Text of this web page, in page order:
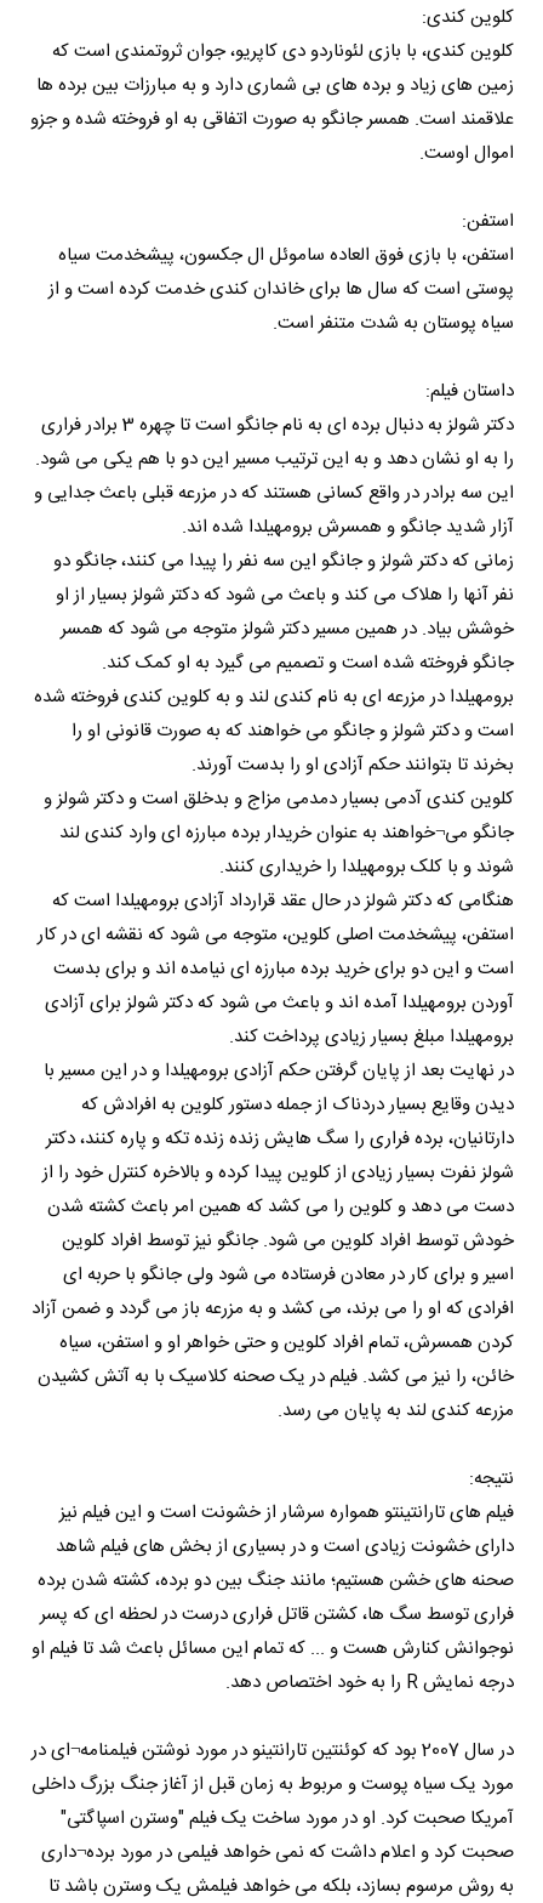
کلوین کندی:
کلوین کندی، با بازی لئوناردو دی کاپریو، جوان ثروتمندی است که
زمین های زیاد و برده های بی شماری دارد و به مبارزات بین برده ها
علاقمند است. همسر جانگو به صورت اتفاقی به او فروخته شده و جزو
اموال اوست.
استفن:
استفن، با بازی فوق العاده ساموئل ال جکسون، پیشخدمت سیاه
پوستی است که سال ها برای خاندان کندی خدمت کرده است و از
سیاه پوستان به شدت متنفر است.
داستان فیلم:
دکتر شولز به دنبال برده ای به نام جانگو است تا چهره 3 برادر فراری
را به او نشان دهد و به این ترتیب مسیر این دو با هم یکی می شود.
این سه برادر در واقع کسانی هستند که در مزرعه قبلی باعث جدایی و
آزار شدید جانگو و همسرش برومهیلدا شده اند.
زمانی که دکتر شولز و جانگو این سه نفر را پیدا می کنند، جانگو دو
نفر آنها را هلاک می کند و باعث می شود که دکتر شولز بسیار از او
خوشش بیاد. در همین مسیر دکتر شولز متوجه می شود که همسر
جانگو فروخته شده است و تصمیم می گیرد به او کمک کند.
برومهیلدا در مزرعه ای به نام کندی لند و به کلوین کندی فروخته شده
است و دکتر شولز و جانگو می خواهند که به صورت قانونی او را
بخرند تا بتوانند حکم آزادی او را بدست آورند.
کلوین کندی آدمی بسیار دمدمی مزاج و بدخلق است و دکتر شولز و
جانگو می¬خواهند به عنوان خریدار برده مبارزه ای وارد کندی لند
شوند و با کلک برومهیلدا را خریداری کنند.
هنگامی که دکتر شولز در حال عقد قرارداد آزادی برومهیلدا است که
استفن، پیشخدمت اصلی کلوین، متوجه می شود که نقشه ای در کار
است و این دو برای خرید برده مبارزه ای نیامده اند و برای بدست
آوردن برومهیلدا آمده اند و باعث می شود که دکتر شولز برای آزادی
برومهیلدا مبلغ بسیار زیادی پرداخت کند.
در نهایت بعد از پایان گرفتن حکم آزادی برومهیلدا و در این مسیر با
دیدن وقایع بسیار دردناک از جمله دستور کلوین به افرادش که
دارتانيان، برده فراری را سگ هایش زنده زنده تکه و پاره کنند، دکتر
شولز نفرت بسیار زیادی از کلوین پیدا کرده و بالاخره کنترل خود را از
دست می دهد و کلوین را می کشد که همین امر باعث کشته شدن
خودش توسط افراد کلوین می شود. جانگو نیز توسط افراد کلوین
اسیر و برای کار در معادن فرستاده می شود ولی جانگو با حربه ای
افرادی که او را می برند، می کشد و به مزرعه باز می گردد و ضمن آزاد
کردن همسرش، تمام افراد کلوین و حتی خواهر او و استفن، سیاه
خائن، را نیز می کشد. فیلم در یک صحنه کلاسیک با به آتش کشیدن
مزرعه کندی لند به پایان می رسد.
نتیجه:
فیلم های تارانتینتو همواره سرشار از خشونت است و این فیلم نیز
دارای خشونت زیادی است و در بسیاری از بخش های فیلم شاهد
صحنه های خشن هستیم؛ مانند جنگ بین دو برده، کشته شدن برده
فراری توسط سگ ها، کشتن قاتل فراری درست در لحظه ای که پسر
نوجوانش کنارش هست و ... که تمام این مسائل باعث شد تا فیلم او
درجه نمایش R را به خود اختصاص دهد.
در سال 2007 بود که کوئنتین تارانتینو در مورد نوشتن فیلمنامه¬ای در
مورد یک سیاه پوست و مربوط به زمان قبل از آغاز جنگ بزرگ داخلی
آمریکا صحبت کرد. او در مورد ساخت یک فیلم "وسترن اسپاگتی"
صحبت کرد و اعلام داشت که نمی خواهد فیلمی در مورد برده¬داری
به روش مرسوم بسازد، بلکه می خواهد فیلمش یک وسترن باشد تا